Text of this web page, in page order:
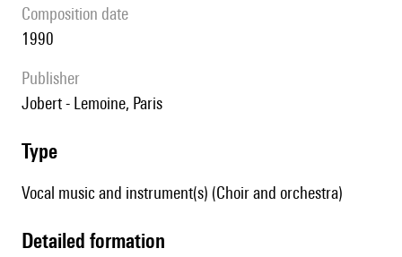
composition date
1990
publisher
Jobert - Lemoine, Paris
type
Vocal music and instrument(s) (Choir and orchestra)
detailed formation